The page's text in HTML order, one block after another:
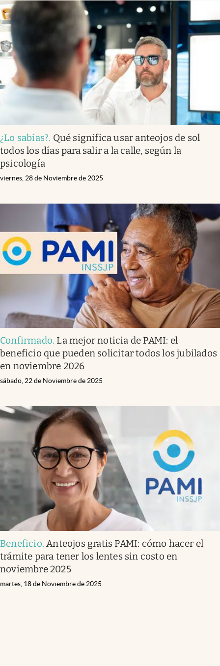
¿Lo sabías?. Qué significa usar anteojos de sol
todos los días para salir a la calle, según la
psicología
viernes, 28 de Noviembre de 2025
Confirmado. La mejor noticia de PAMI: el
beneficio que pueden solicitar todos los jubilados
en noviembre 2026
sábado, 22 de Noviembre de 2025
Beneficio.Anteojos gratis PAMI: cómo hacer el
trámite para tener los lentes sin costo en
noviembre 2025
martes, 18 de Noviembre de 2025